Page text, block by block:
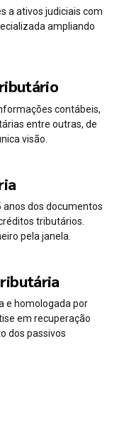
a ativos judiciais com
ampliando
contábeis,
entre outras, de
visão.
dos documentos
tributários.
pela janela.
e homologada por
em recuperação
dos passivos